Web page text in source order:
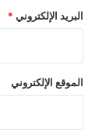
البريد الإلكتروني *
الموقع الإلكتروني